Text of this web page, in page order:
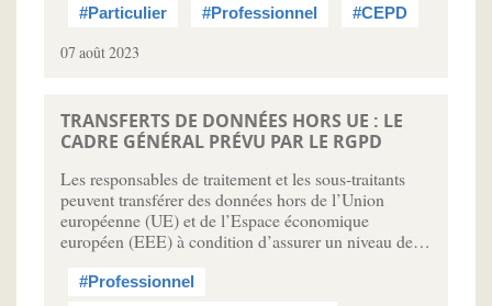
#Particulier #Professionnel #CEPD
07 août 2023
TRANSFERTS DE DONNÉES HORS UE : LE
CADRE GÉNÉRAL PRÉVU PAR LE RGPD
Les responsables de traitement et les sous-traitants
peuvent transférer des données hors de l’Union
européenne (UE) et de l’Espace économique
européen (EEE) à condition d’assurer un niveau de…
#Professionnel